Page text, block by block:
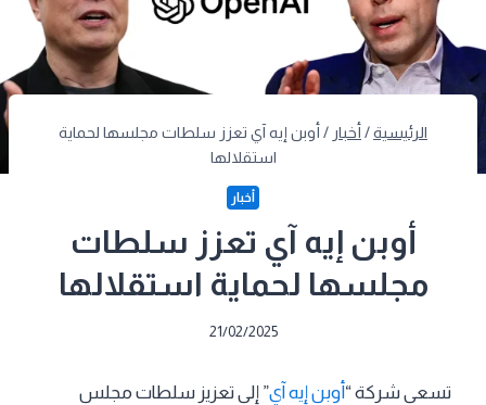
الرئيسية/ أخبار / أوبن إيه آي تعزز سلطات مجلسها لحماية
استقلالها
أخبار
أوبن إيه آي تعزز سلطات
مجلسها لحماية استقلالها
21/02/2025
تسعى شركة “أوبن إيه آي” إلى تعزيز سلطات مجلس